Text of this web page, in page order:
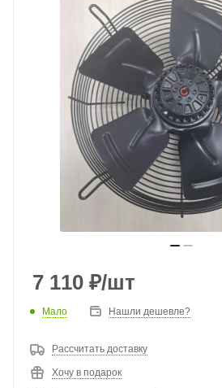
7 110 ₽/шт
Мало Нашли дешевле?
Рассчитать доставку
Хочу в подарок